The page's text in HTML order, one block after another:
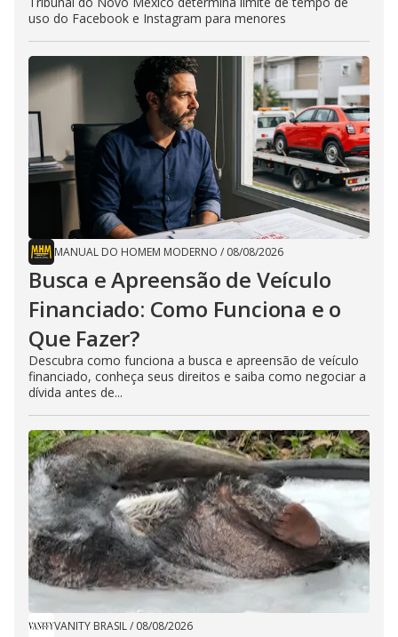
uso do Facebook e Instagram para menores
MANUAL DO HOMEM MODERNO / 08/08/2026
Busca e Apreensão de Veículo
Financiado: Como Funciona e o
Que Fazer?
Descubra como funciona a busca e apreensão de veículo
financiado, conheça seus direitos e saiba como negociar a
dívida antes de...
VANITY BRASIL/ 08/08/2026